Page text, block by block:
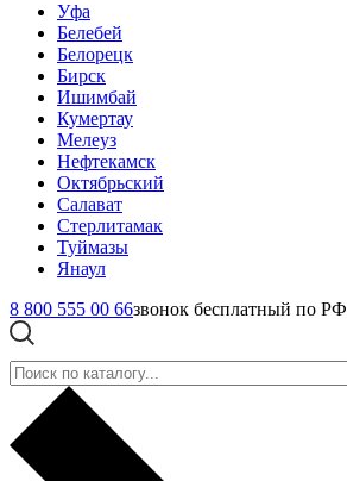
Уфа
Белебей
Белорецк
Бирск
Ишимбай
Кумертау
Мелеуз
Нефтекамск
Октябрьский
Салават
Стерлитамак
Туймазы
Янаул
8 800 555 00 66звонок бесплатный по РФ